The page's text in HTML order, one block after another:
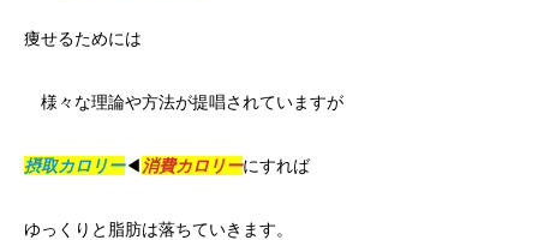
痩せるためには
様々な理論や方法が提唱されていますが
摂取カロリー◀︎ 消費カロリーにすれば
ゆっくりと脂肪は落ちていきます。